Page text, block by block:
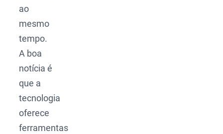
ao
mesmo
tempo.
A boa
notícia é
que a
tecnologia
oferece
ferramentas